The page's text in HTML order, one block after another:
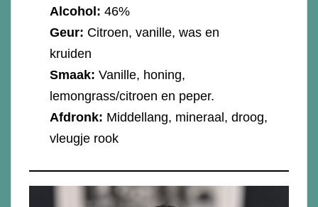
Alcohol: 46%
Geur: Citroen, vanille, was en
kruiden
Smaak: Vanille, honing,
lemongrass/citroen en peper.
Afdronk: Middellang, mineraal, droog,
vleugje rook